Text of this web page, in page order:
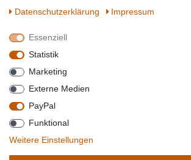
QUALITÄT
*Alle Preise verstehen sich inkl. MwSt. zzgl.
innerhalb deutschlands, Lieferzeiten für andere Länder
Schaltfäche mit denVersandinformationen. *** Bei den
Daten­schutz­erklärung
Impressum
Essenziell
Statistik
Marketing
Externe Medien
PayPal
Funktional
Weitere Einstellungen